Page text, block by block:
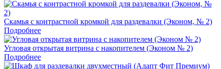
Скамья с контрастной кромкой для раздевалки (Эконом, № 2)
Подробнее
Угловая открытая витрина с накопителем (Эконом № 2)
Подробнее